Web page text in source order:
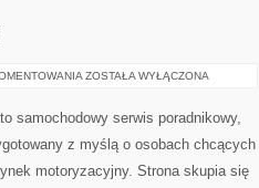
PRZYSZŁOŚĆ
ZOSTAŁA WYŁĄCZONA
samochodowy serwis poradnikowy,
z myślą o osobach chcących
motoryzacyjny. Strona skupia się